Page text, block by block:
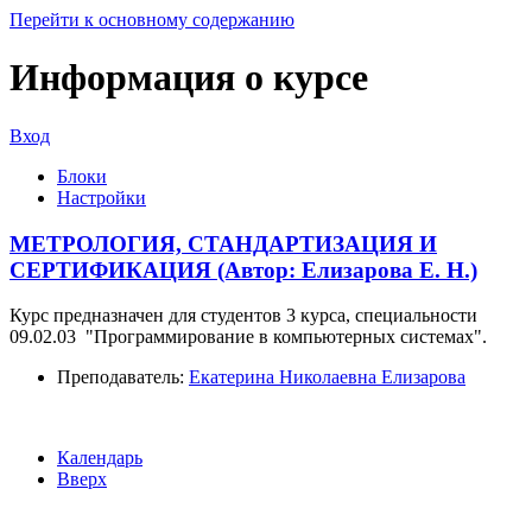
Перейти к основному содержанию
Информация о курсе
Вход
Блоки
Настройки
МЕТРОЛОГИЯ, СТАНДАРТИЗАЦИЯ И
СЕРТИФИКАЦИЯ (Автор: Елизарова Е. Н.)
Курс предназначен для студентов 3 курса, специальности
09.02.03 "Программирование в компьютерных системах".
Преподаватель: Екатерина Николаевна Елизарова
Календарь
Вверх